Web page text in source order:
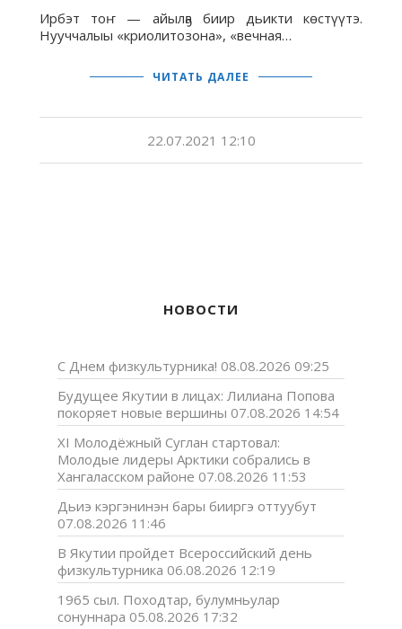
Ирбэт тоҥ — айылҕа биир дьикти көстүүтэ.
Нууччалыы «криолитозона», «вечная…
ЧИТАТЬ ДАЛЕЕ
22.07.2021 12:10
НОВОСТИ
С Днем физкультурника! 08.08.2026 09:25
Будущее Якутии в лицах: Лилиана Попова
покоряет новые вершины 07.08.2026 14:54
XI Молодёжный Суглан стартовал:
Молодые лидеры Арктики собрались в
Хангаласском районе 07.08.2026 11:53
Дьиэ кэргэнинэн бары бииргэ оттуубут
07.08.2026 11:46
В Якутии пройдет Всероссийский день
физкультурника 06.08.2026 12:19
1965 сыл. Походтар, булумньулар
сонуннара 05.08.2026 17:32